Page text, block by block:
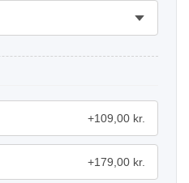
+109,00 kr.
+179,00 kr.